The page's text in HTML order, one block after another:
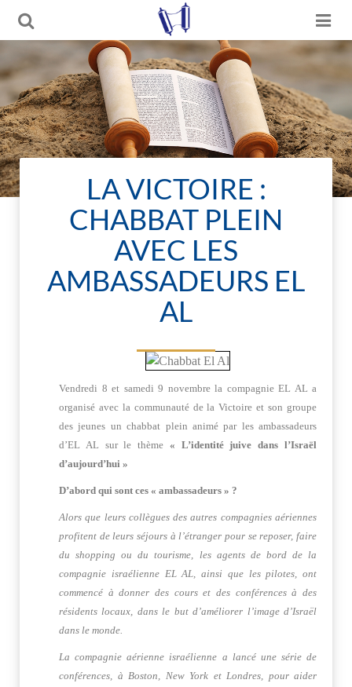
LA VICTOIRE :
CHABBAT PLEIN
AVEC LES
AMBASSADEURS EL
AL
Vendredi 8 et samedi 9 novembre la compagnie EL AL a
organisé avec la communauté de la Victoire et son groupe
des jeunes un chabbat plein animé par les ambassadeurs
d’EL AL sur le thème « L’identité juive dans l’Israël
d’aujourd’hui »
D’abord qui sont ces « ambassadeurs » ?
Alors que leurs collègues des autres compagnies aériennes
profitent de leurs séjours à l’étranger pour se reposer, faire
du shopping ou du tourisme, les agents de bord de la
compagnie israélienne EL AL, ainsi que les pilotes, ont
commencé à donner des cours et des conférences à des
résidents locaux, dans le but d’améliorer l’image d’Israël
dans le monde.
La compagnie aérienne israélienne a lancé une série de
conférences, à Boston, New York et Londres, pour aider